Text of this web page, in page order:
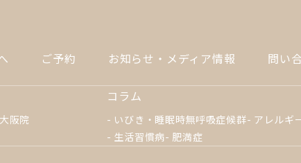
ご予約 お知らせ・メディア情報 問い
大阪院
コラム
いびき・睡眠時無呼吸症候群 アレルギ
生活習慣病 肥満症